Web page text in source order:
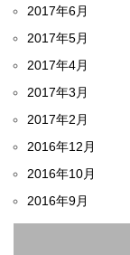
2017年6月
2017年5月
2017年4月
2017年3月
2017年2月
2016年12月
2016年10月
2016年9月